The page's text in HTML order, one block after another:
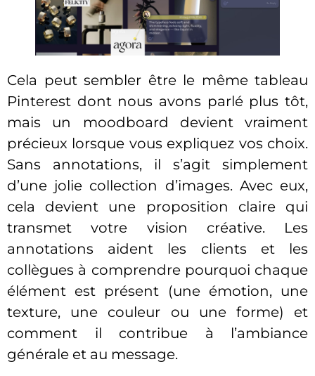
Cela peut sembler être le même tableau
Pinterest dont nous avons parlé plus tôt,
mais un moodboard devient vraiment
précieux lorsque vous expliquez vos choix.
Sans annotations, il s’agit simplement
d’une jolie collection d’images. Avec eux,
cela devient une proposition claire qui
transmet votre vision créative. Les
annotations aident les clients et les
collègues à comprendre pourquoi chaque
élément est présent (une émotion, une
texture, une couleur ou une forme) et
comment il contribue à l’ambiance
générale et au message.